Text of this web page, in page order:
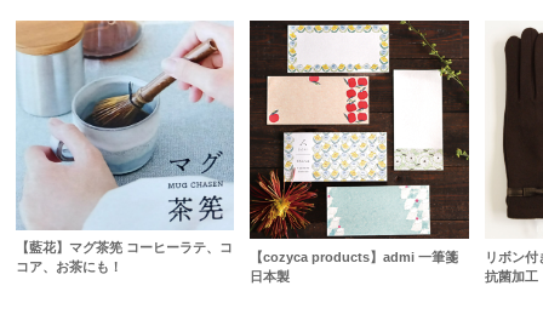
【藍花】マグ茶筅 コーヒーラテ、コ
コア、お茶にも！
【cozyca products】admi 一筆箋
日本製
リボン
抗菌加工